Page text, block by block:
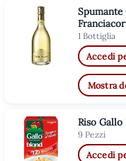
Spumante
1 Bottiglia
Accedi
Mostra
Riso Gallo
9 Pezzi
Accedi